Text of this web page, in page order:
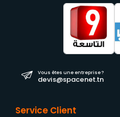
Vous êtes une entreprise ?
devis@spacenet.tn
Service Client